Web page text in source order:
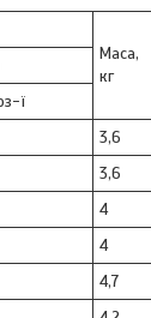
Маса,
кг
ї
3,6
3,6
4
4
4,7